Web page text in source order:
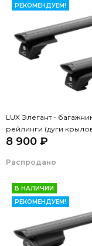
РЕКОМЕНДУЕМ!
LUX Элегант -
рейлинги (дуги
черные, 1,3м)
8 900 ₽
Распродано
В НАЛИЧИИ
РЕКОМЕНДУЕМ!